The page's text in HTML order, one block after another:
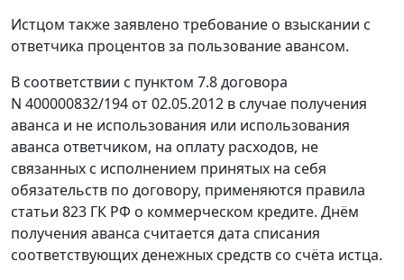
Истцом также заявлено требование о взыскании с
ответчика процентов за пользование авансом.
В соответствии с пунктом 7.8 договора
N 400000832/194 от 02.05.2012 в случае получения
аванса и не использования или использования
аванса ответчиком, на оплату расходов, не
связанных с исполнением принятых на себя
обязательств по договору, применяются правила
статьи 823 ГК РФ о коммерческом кредите. Днём
получения аванса считается дата списания
соответствующих денежных средств со счёта истца.